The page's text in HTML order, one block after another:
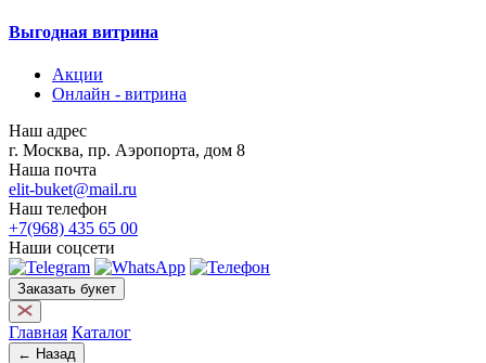
Выгодная витрина
Акции
Онлайн - витрина
Наш адрес
г. Москва, пр. Аэропорта, дом 8
Наша почта
elit-buket@mail.ru
Наш телефон
+7(968) 435 65 00
Наши соцсети
Заказать букет
Главная Каталог
← Назад